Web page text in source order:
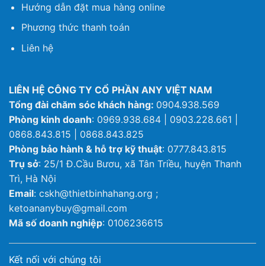
Hướng dẫn đặt mua hàng online
Phương thức thanh toán
Liên hệ
LIÊN HỆ CÔNG TY CỔ PHẦN ANY VIỆT NAM
Tổng đài chăm sóc khách hàng: 0904.938.569
Phòng kinh doanh: 0969.938.684 | 0903.228.661 |
0868.843.815 | 0868.843.825
Phòng bảo hành & hỗ trợ kỹ thuật: 0777.843.815
Trụ sở: 25/1 Đ.Cầu Bươu, xã Tân Triều, huyện Thanh
Trì, Hà Nội
Email: cskh@thietbinhahang.org ;
ketoananybuy@gmail.com
Mã số doanh nghiệp: 0106236615
Kết nối với chúng tôi